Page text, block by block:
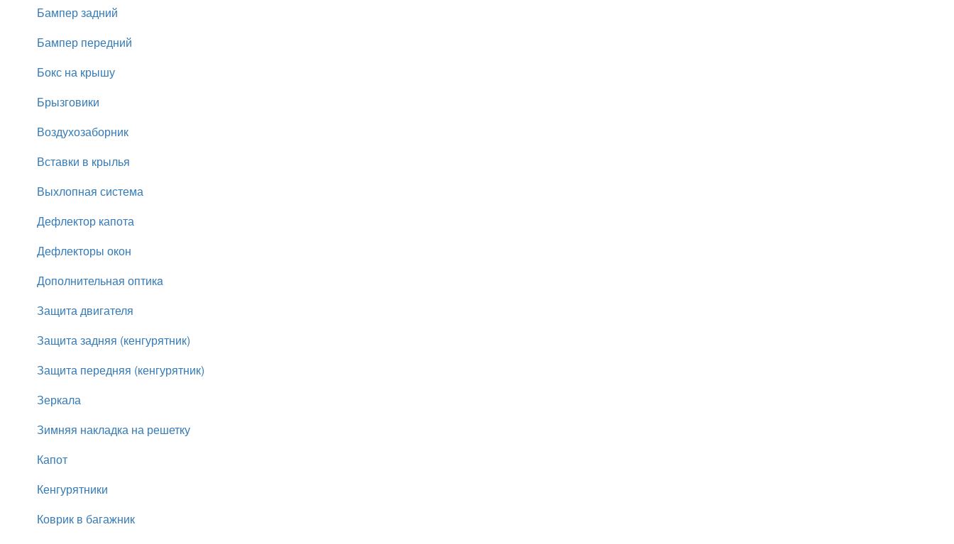
Бампер задний
Бампер передний
Бокс на крышу
Брызговики
Воздухозаборник
Вставки в крылья
Выхлопная система
Дефлектор капота
Дефлекторы окон
Дополнительная оптикa
Защита двигателя
Защита задняя (кенгурятник)
Защита передняя (кенгурятник)
Зеркала
Зимняя накладка на решетку
Капот
Кенгурятники
Коврик в багажник